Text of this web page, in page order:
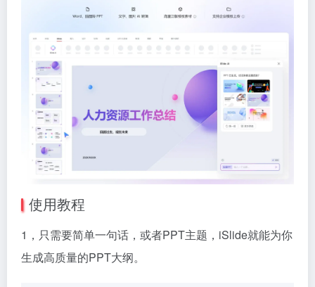
使用教程
1，只需要简单一句话，或者PPT主题，iSlide就能为你
生成高质量的PPT大纲。